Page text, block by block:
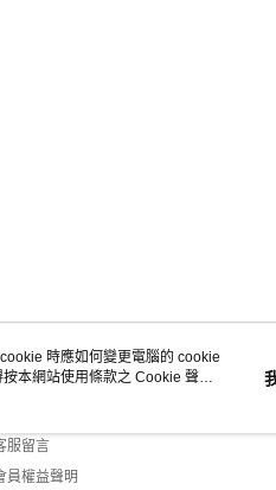
服資訊
服留言
員權益聲明
時應如何變更電腦的 cookie
本網站使用條款之 Cookie 聲明